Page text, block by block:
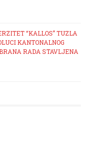
“KALLOS” TUZLA
KANTONALNOG
RADA STAVLJENA